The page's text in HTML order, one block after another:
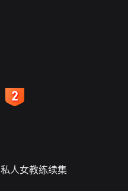
私人女教练续集